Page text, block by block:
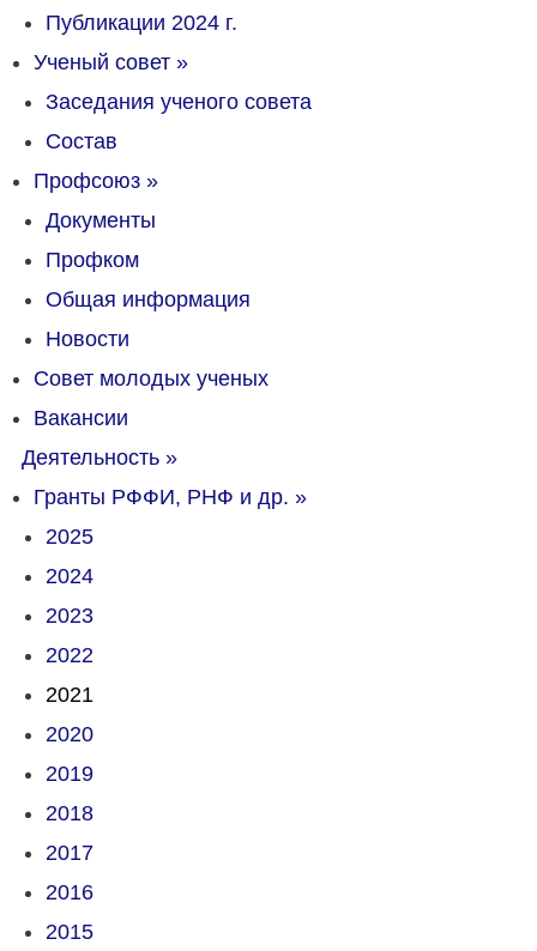
Публикации 2024 г.
Ученый совет »
Заседания ученого совета
Состав
Профсоюз »
Документы
Профком
Общая информация
Новости
Совет молодых ученых
Вакансии
Деятельность »
Гранты РФФИ, РНФ и др. »
2025
2024
2023
2022
2021
2020
2019
2018
2017
2016
2015